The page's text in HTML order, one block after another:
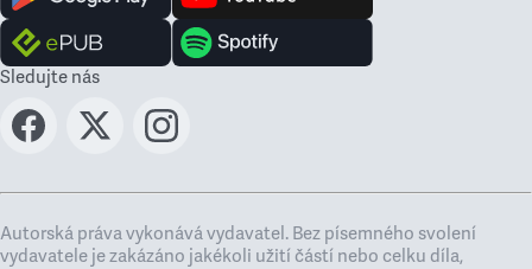
Sledujte nás
Autorská práva vykonává vydavatel. Bez písemného svolení
vydavatele je zakázáno jakékoli užití částí nebo celku díla,